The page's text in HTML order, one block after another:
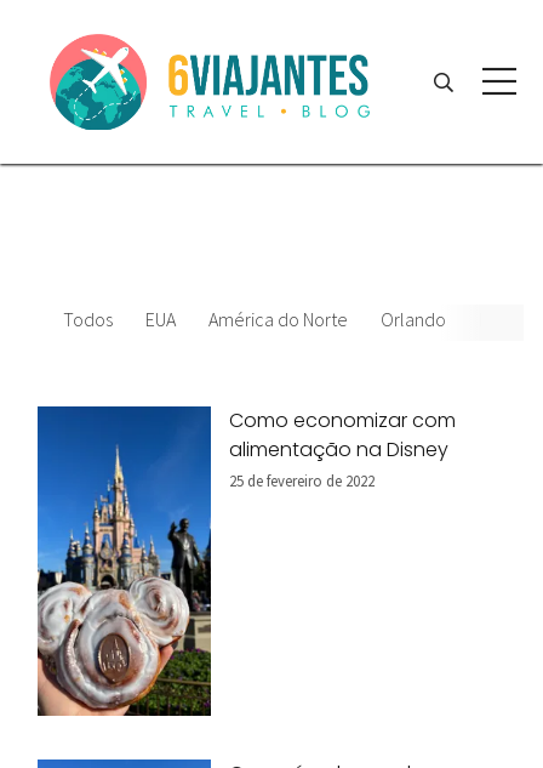
Todos EUA América do Norte Orlando
Como economizar com
alimentação na Disney
25 de fevereiro de 2022